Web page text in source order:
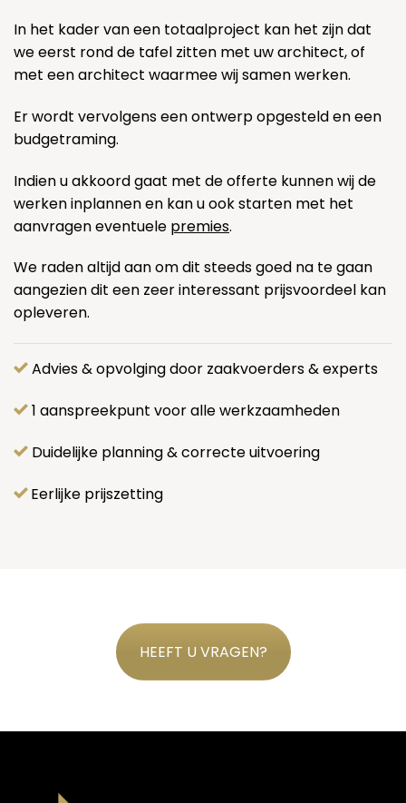
In het kader van een totaalproject kan het zijn dat
we eerst rond de tafel zitten met uw architect, of
met een architect waarmee wij samen werken.
Er wordt vervolgens een ontwerp opgesteld en een
budgetraming.
Indien u akkoord gaat met de offerte kunnen wij de
werken inplannen en kan u ook starten met het
aanvragen eventuele premies.
We raden altijd aan om dit steeds goed na te gaan
aangezien dit een zeer interessant prijsvoordeel kan
opleveren.
Advies & opvolging door zaakvoerders & experts
1 aanspreekpunt voor alle werkzaamheden
Duidelijke planning & correcte uitvoering
Eerlijke prijszetting
HEEFT U VRAGEN?